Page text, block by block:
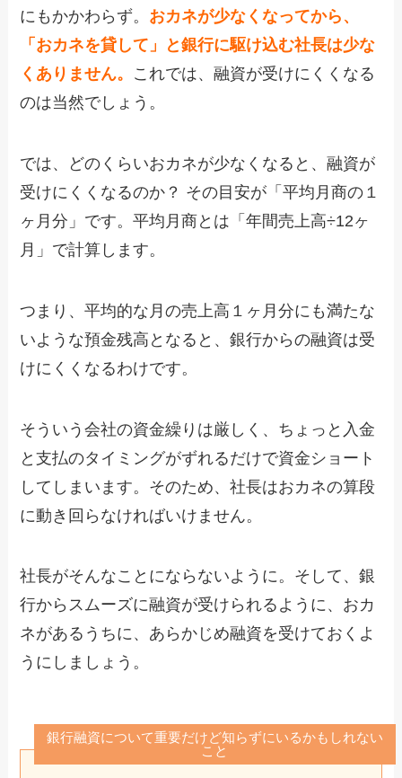
にもかかわらず。 おカネが少なくなってから、
「おカネを貸して」と銀行に駆け込む社長は少な
くありません。 これでは、融資が受けにくくなる
のは当然でしょう。
では、どのくらいおカネが少なくなると、融資が
受けにくくなるのか？ その目安が「平均月商の１
ヶ月分」です。平均月商とは「年間売上高÷12ヶ
月」で計算します。
つまり、平均的な月の売上高１ヶ月分にも満たな
いような預金残高となると、銀行からの融資は受
けにくくなるわけです。
そういう会社の資金繰りは厳しく、ちょっと入金
と支払のタイミングがずれるだけで資金ショート
してしまいます。そのため、社長はおカネの算段
に動き回らなければいけません。
社長がそんなことにならないように。そして、銀
行からスムーズに融資が受けられるように、おカ
ネがあるうちに、あらかじめ融資を受けておくよ
うにしましょう。
銀行融資について重要だけど知らずにいるかもしれない
こと